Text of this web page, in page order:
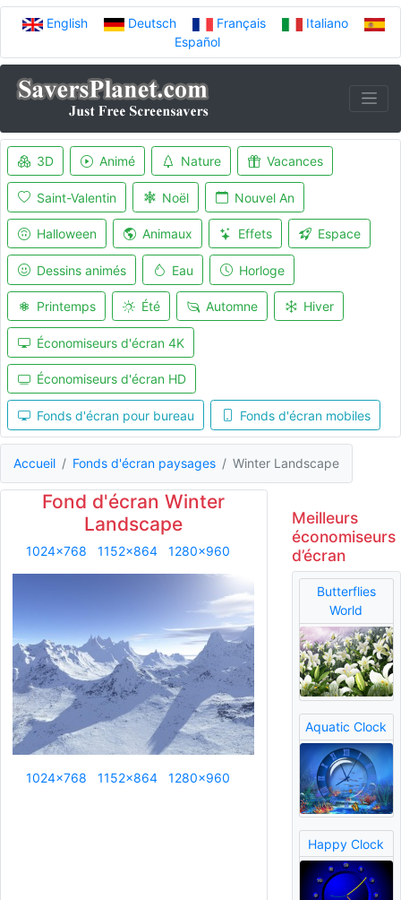
English Deutsch Français
Italiano
Español
3D Animé Nature Vacances
Saint-Valentin Noël Nouvel An
Halloween Animaux Effets Espace
Dessins animés Eau Horloge
Printemps Été Automne Hiver
Économiseurs d'écran 4K
Économiseurs d'écran HD
Fonds d'écran pour bureau Fonds d'écran mobiles
Accueil Fonds d'écran paysages Winter Landscape
Fond d'écran Winter
Landscape
1024x768 1152x864 1280x960
1024x768 1152x864 1280x960
Meilleurs
économiseurs
d’écran
Butterflies
World
Aquatic Clock
Happy Clock